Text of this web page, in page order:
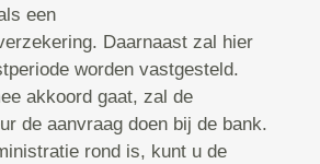
een
Daarnaast zal hier
worden vastgesteld.
akkoord gaat, zal de
de aanvraag doen bij de bank.
rond is, kunt u de